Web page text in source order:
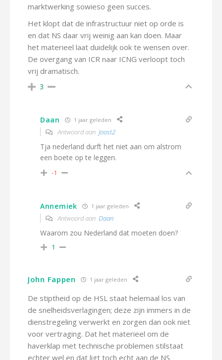
marktwerking sowieso geen succes.
Het klopt dat de infrastructuur niet op orde is
en dat NS daar vrij weinig aan kan doen. Maar
het materieel laat duidelijk ook te wensen over.
De overgang van ICR naar ICNG verloopt toch
vrij dramatisch.
3
Daan 1 jaar geleden
Antwoord aan Joost2
Tja nederland durft het niet aan om alstrom
een boete op te leggen.
-1
Annemiek 1 jaar geleden
Antwoord aan Daan
Waarom zou Nederland dat moeten doen?
1
John Fappen 1 jaar geleden
De stiptheid op de HSL staat helemaal los van
de snelheidsverlagingen; deze zijn immers in de
dienstregeling verwerkt en zorgen dan ook niet
voor vertraging. Dat het materieel om de
haverklap met technische problemen stilstaat
echter wel en dat ligt toch echt aan de NS